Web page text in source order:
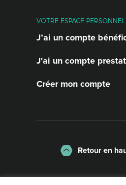
VOTRE ESPACE PERSONNEL
J’ai un compte
J'ai un compte
Créer mon compte
Retour en
La charte